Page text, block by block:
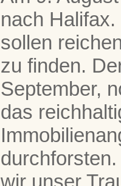
nach
sollen
zu finden.
September,
das
wir unser